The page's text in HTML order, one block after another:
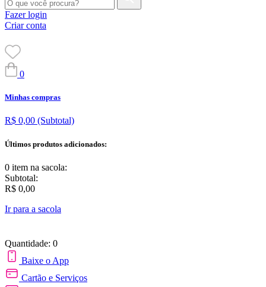
Fazer login
Criar conta
0
Minhas compras
R$ 0,00 (Subtotal)
Últimos produtos adicionados:
0 item na sacola:
Subtotal:
R$ 0,00
Ir para a sacola
Quantidade: 0
Baixe o App
Cartão e Serviços